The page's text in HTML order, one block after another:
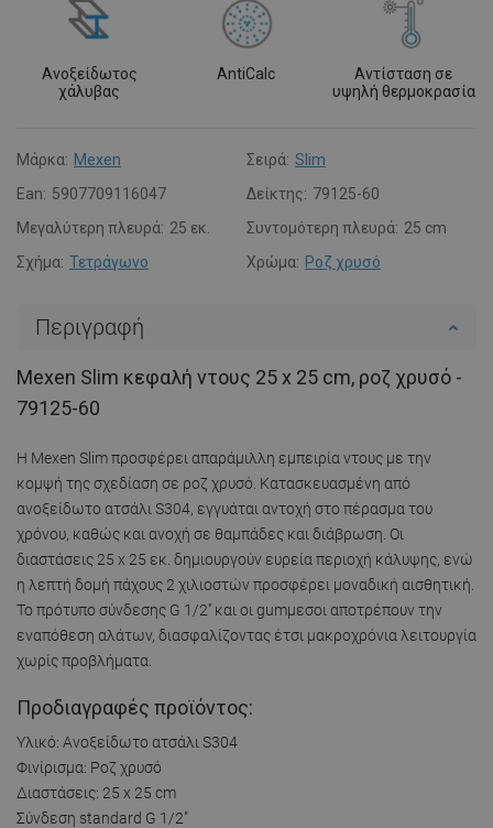
Ανοξείδωτος
χάλυβας
AntiCalc
Αντίσταση σε
υψηλή θερμοκρασία
Μάρκα: Mexen Σειρά: Slim
Ean: 5907709116047 Δείκτης: 79125-60
Μεγαλύτερη πλευρά: 25 εκ. Συντομότερη πλευρά: 25 cm
Σχήμα: Τετράγωνο Χρώμα: Ροζ χρυσό
Περιγραφή
Mexen Slim κεφαλή ντους 25 x 25 cm, ροζ χρυσό -
79125-60
Η Mexen Slim προσφέρει απαράμιλλη εμπειρία ντους με την
κομψή της σχεδίαση σε ροζ χρυσό. Κατασκευασμένη από
ανοξείδωτο ατσάλι S304, εγγυάται αντοχή στο πέρασμα του
χρόνου, καθώς και ανοχή σε θαμπάδες και διάβρωση. Οι
διαστάσεις 25 x 25 εκ. δημιουργούν ευρεία περιοχή κάλυψης, ενώ
η λεπτή δομή πάχους 2 χιλιοστών προσφέρει μοναδική αισθητική.
Το πρότυπο σύνδεσης G 1/2'' και οι gumμεσοι αποτρέπουν την
εναπόθεση αλάτων, διασφαλίζοντας έτσι μακροχρόνια λειτουργία
χωρίς προβλήματα.
Προδιαγραφές προϊόντος:
Υλικό: Ανοξείδωτο ατσάλι S304
Φινίρισμα: Ροζ χρυσό
Διαστάσεις: 25 x 25 cm
Σύνδεση standard G 1/2"